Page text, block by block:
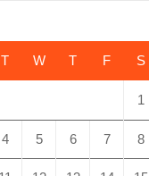
T W T F S
1
4 5 6 7 8